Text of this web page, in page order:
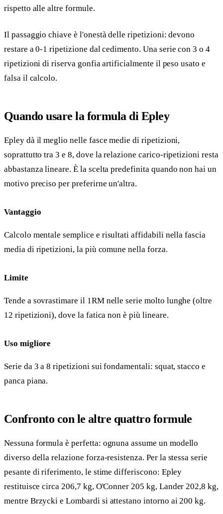
rispetto alle altre formule.
Il passaggio chiave è l'onestà delle ripetizioni: devono
restare a 0-1 ripetizione dal cedimento. Una serie con 3 o 4
ripetizioni di riserva gonfia artificialmente il peso usato e
falsa il calcolo.
Quando usare la formula di Epley
Epley dà il meglio nelle fasce medie di ripetizioni,
soprattutto tra 3 e 8, dove la relazione carico-ripetizioni resta
abbastanza lineare. È la scelta predefinita quando non hai un
motivo preciso per preferirne un'altra.
Vantaggio
Calcolo mentale semplice e risultati affidabili nella fascia
media di ripetizioni, la più comune nella forza.
Limite
Tende a sovrastimare il 1RM nelle serie molto lunghe (oltre
12 ripetizioni), dove la fatica non è più lineare.
Uso migliore
Serie da 3 a 8 ripetizioni sui fondamentali: squat, stacco e
panca piana.
Confronto con le altre quattro formule
Nessuna formula è perfetta: ognuna assume un modello
diverso della relazione forza-resistenza. Per la stessa serie
pesante di riferimento, le stime differiscono: Epley
restituisce circa 206,7 kg, O'Conner 205 kg, Lander 202,8 kg,
mentre Brzycki e Lombardi si attestano intorno ai 200 kg.